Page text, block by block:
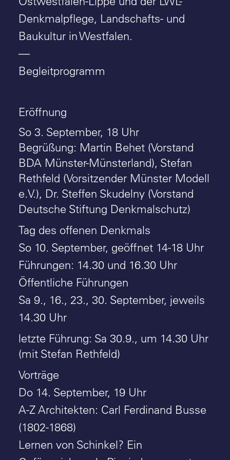
Denkmalpflege, Landschafts- und
Baukultur in Westfalen.
—
Begleitprogramm
Eröffnung
So 3. September, 18 Uhr
Begrüßung: Martin Behet (Vorstand
BDA Münster-Münsterland), Stefan
Rethfeld (Vorsitzender Münster Modell
e.V.), Dr. Steffen Skudelny (Vorstand
Deutsche Stiftung Denkmalschutz)
Tag des offenen Denkmals
So 10. September, geöffnet 14-18 Uhr
Führungen: 14.30 und 16.30 Uhr
Öffentliche Führungen
Sa 9., 16., 23., 30. September, jeweils
14.30 Uhr
letzte Führung: Sa 30.9., um 14.30 Uhr
(mit Stefan Rethfeld)
Vorträge
Do 14. September, 19 Uhr
A-Z Architekten: Carl Ferdinand Busse
(1802-1868)
Lernen von Schinkel? Ein